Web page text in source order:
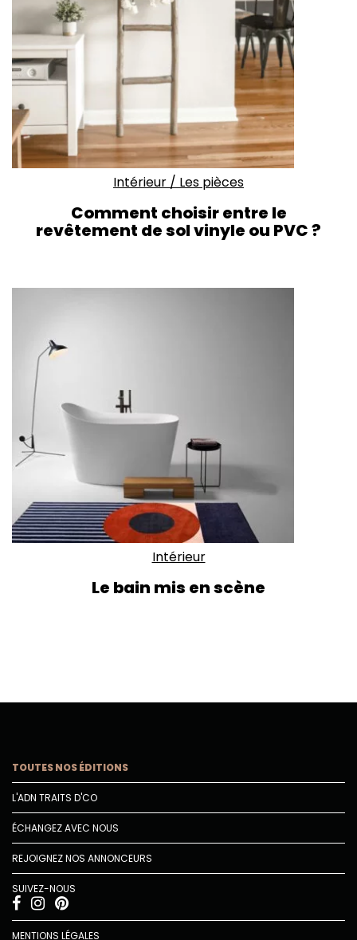
Intérieur / Les pièces
Comment choisir entre le
revêtement de sol vinyle ou PVC ?
Intérieur
Le bain mis en scène
TOUTES NOS ÉDITIONS
L'ADN TRAITS D'CO
ÉCHANGEZ AVEC NOUS
REJOIGNEZ NOS ANNONCEURS
SUIVEZ-NOUS
MENTIONS LÉGALES